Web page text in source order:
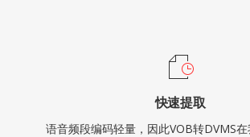
快速提取
语音频段编码轻量，因此VOB转DVMS